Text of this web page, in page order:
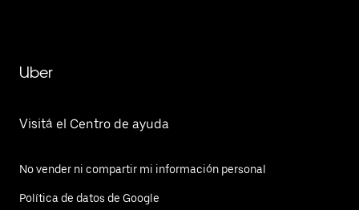
Uber
Visitá el Centro de ayuda
No vender ni compartir mi información personal
Política de datos de Google